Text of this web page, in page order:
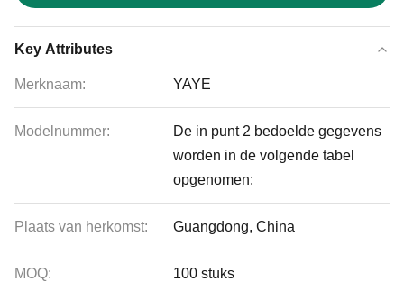
Key Attributes
Merknaam: YAYE
Modelnummer:
De in punt 2 bedoelde gegevens
worden in de volgende tabel
opgenomen:
Plaats van herkomst: Guangdong, China
MOQ: 100 stuks